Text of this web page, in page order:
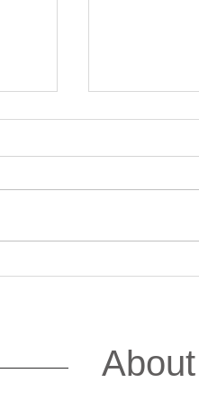
2026.2.26
知のポイン
ます。